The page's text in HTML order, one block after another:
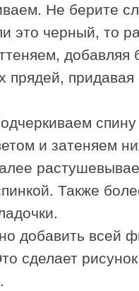
Не берите
это черный, то
добавляя
прядей,
и затеняем
Также
добавить всей
сделает